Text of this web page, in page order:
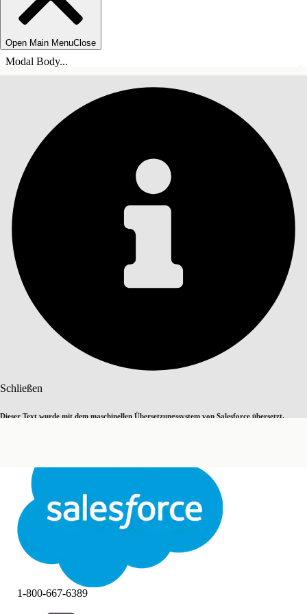
Open Main MenuClose
Modal Body...
Schließen
Dieser Text wurde mit dem maschinellen Übersetzungssystem von Salesforce übersetzt.
Schließen
INHALT
1-800-667-6389